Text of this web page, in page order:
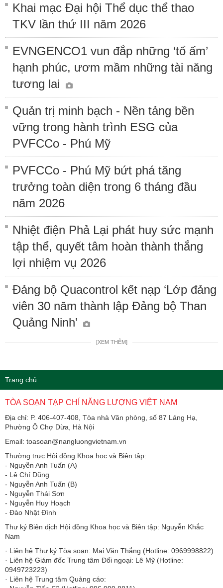
Khai mạc Đại hội Thể dục thể thao
TKV lần thứ III năm 2026
EVNGENCO1 vun đắp những ‘tổ ấm’
hạnh phúc, ươm mầm những tài năng
tương lai
Quản trị minh bạch - Nền tảng bền
vững trong hành trình ESG của
PVFCCo - Phú Mỹ
PVFCCo - Phú Mỹ bứt phá tăng
trưởng toàn diện trong 6 tháng đầu
năm 2026
Nhiệt điện Phả Lại phát huy sức mạnh
tập thể, quyết tâm hoàn thành thắng
lợi nhiệm vụ 2026
Đảng bộ Quacontrol kết nạp ‘Lớp đảng
viên 30 năm thành lập Đảng bộ Than
Quảng Ninh’
[XEM THÊM]
Trang chủ
TÒA SOẠN TẠP CHÍ NĂNG LƯỢNG VIỆT NAM
Địa chỉ: P. 406-407-408, Tòa nhà Văn phòng, số 87 Láng Hạ,
Phường Ô Chợ Dừa, Hà Nội
Email: toasoan@nangluongvietnam.vn
Thường trực Hội đồng Khoa học và Biên tập:
​​​​​​- Nguyễn Anh Tuấn (A)
- Lê Chí Dũng
- Nguyễn Anh Tuấn (B)
- Nguyễn Thái Sơn
- Nguyễn Huy Hoạch
- Đào Nhật Đình
Thư ký Biên dịch Hội đồng Khoa học và Biên tập: Nguyễn Khắc
Nam
· Liên hệ Thư ký Tòa soạn: Mai Văn Thắng (Hotline: 0969998822)
· Liên hệ Giám đốc Trung tâm Đối ngoại: Lê Mỹ (Hotline:
0949723223)
· Liên hệ Trung tâm Quảng cáo: